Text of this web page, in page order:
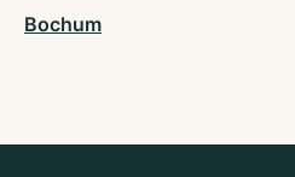
Bochum